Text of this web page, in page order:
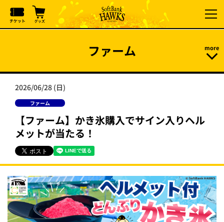
ファーム
2026/06/28 (日)
ファーム
【ファーム】かき氷購入でサイン入りヘル
メットが当たる！